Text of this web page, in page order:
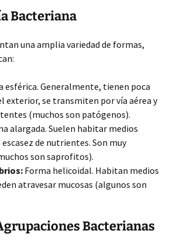
Bacteriana
una amplia variedad de formas,
esférica. Generalmente, tienen poca
exterior, se transmiten por vía aérea y
(muchos son patógenos).
alargada. Suelen habitar medios
escasez de nutrientes. Son muy
son saprofitos).
Forma helicoidal. Habitan medios
atravesar mucosas (algunos son
Bacterianas